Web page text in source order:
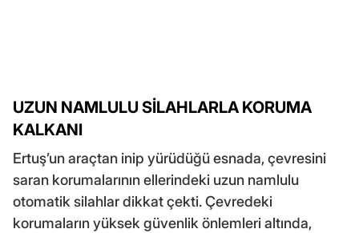
UZUN NAMLULU SİLAHLARLA KORUMA
KALKANI
Ertuş’un araçtan inip yürüdüğü esnada, çevresini
saran korumalarının ellerindeki uzun namlulu
otomatik silahlar dikkat çekti. Çevredeki
korumaların yüksek güvenlik önlemleri altında,